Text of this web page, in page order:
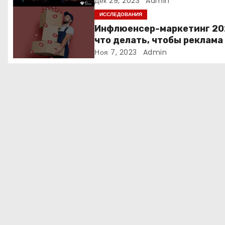
о
ИССЛЕДОВАНИЯ
Инфлюенсер-маркетинг
что делать, чтобы реклама
блогеров работала?
Ноя 7, 2023 Admin